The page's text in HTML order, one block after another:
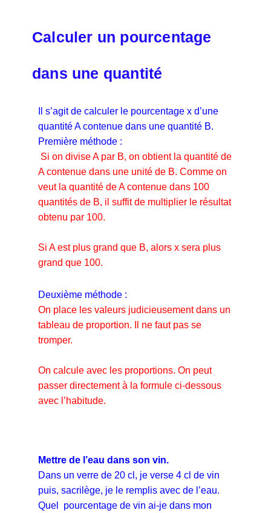
Calculer un pourcentage
dans une quantité
Il s’agit de calculer le pourcentage x d’une
quantité A contenue dans une quantité B.
Première méthode :
Si on divise A par B, on obtient la quantité de
A contenue dans une unité de B. Comme on
veut la quantité de A contenue dans 100
quantités de B, il suffit de multiplier le résultat
obtenu par 100.
Si A est plus grand que B, alors x sera plus
grand que 100.
Deuxième méthode :
On place les valeurs judicieusement dans un
tableau de proportion. Il ne faut pas se
tromper.
On calcule avec les proportions. On peut
passer directement à la formule ci-dessous
avec l’habitude.
Mettre de l’eau dans son vin.
Dans un verre de 20 cl, je verse 4 cl de vin
puis, sacrilège, je le remplis avec de l’eau.
Quel pourcentage de vin ai-je dans mon